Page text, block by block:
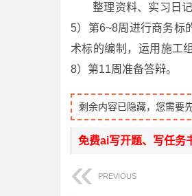
整理资料、实习日
5）第6~8周进行商务标
术标的编制，运用施工
8）第11周准备答辩。
剩余内容已隐藏，您需要
免费ai写开题、写任务
PREVIOUS